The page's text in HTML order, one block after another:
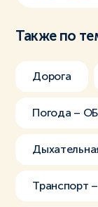
Также по
Дорога
Погода –
Транспорт